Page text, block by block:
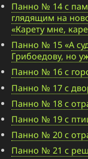
Панно № 14 с
глядящим на
«Карету мне,
Панно № 15 «А
Грибоедову, но
Панно № 16 с
Панно № 17 с
Панно № 18 с
Панно № 19 с
Панно № 20 с
Панно № 21 с